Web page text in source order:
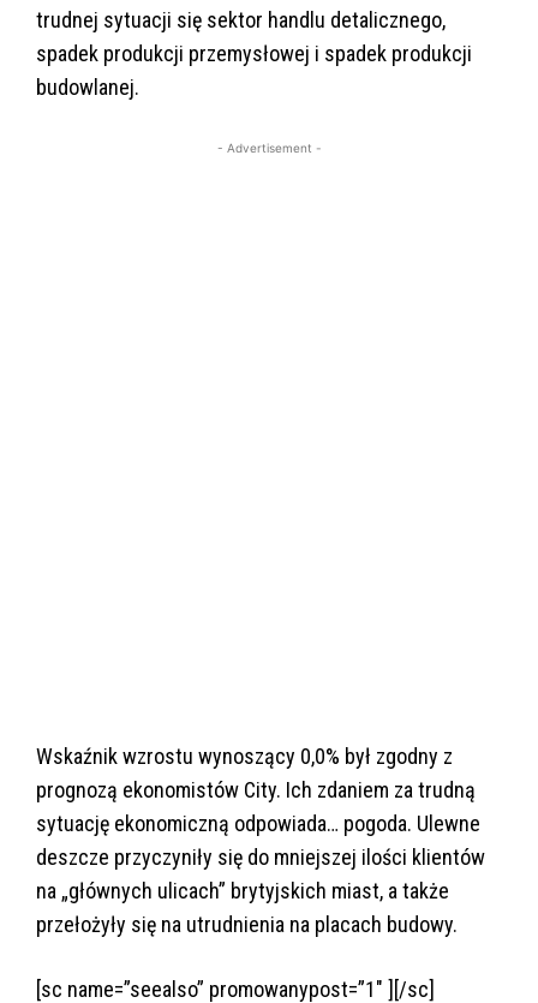
trudnej sytuacji się sektor handlu detalicznego,
spadek produkcji przemysłowej i spadek produkcji
budowlanej.
- Advertisement -
Wskaźnik wzrostu wynoszący 0,0% był zgodny z
prognozą ekonomistów City. Ich zdaniem za trudną
sytuację ekonomiczną odpowiada… pogoda. Ulewne
deszcze przyczyniły się do mniejszej ilości klientów
na „głównych ulicach” brytyjskich miast, a także
przełożyły się na utrudnienia na placach budowy.
[sc name=”seealso” promowanypost=”1″ ][/sc]